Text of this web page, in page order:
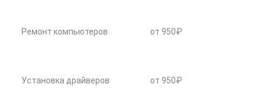
Ремонт компьютеров от 950₽
Установка драйверов от 950₽